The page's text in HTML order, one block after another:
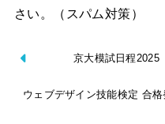
さい。（スパム対策）
京大模試日程2025
ウェブデザイン技能検定 合格